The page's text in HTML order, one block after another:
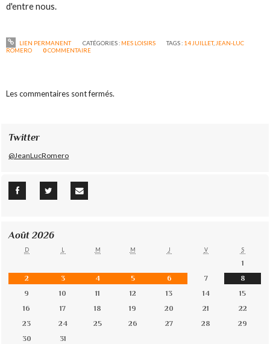
d'entre nous.
LIEN PERMANENT CATÉGORIES : MES LOISIRS TAGS : 14 JUILLET, JEAN-LUC
ROMERO
0COMMENTAIRE
Les commentaires sont fermés.
Twitter
@JeanLucRomero
Août 2026
D L M M J V S
1
2
3 4 5 6 7
8
9
10 11 12 13 14
15
16
17 18 19 20 21
22
23
24 25 26 27 28
29
30
31